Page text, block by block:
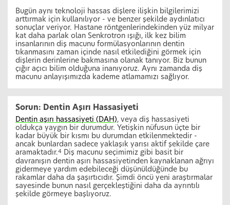
Bugün aynı teknoloji hassas dişlere ilişkin bilgilerimizi
arttırmak için kullanılıyor - ve benzer şekilde aydınlatıcı
sonuçlar veriyor. Hastane röntgenlerindekinden yüz milyar
kat daha parlak olan Senkrotron ışığı, ilk kez bilim
insanlarının diş macunu formülasyonlarının dentin
tıkanmasını zaman içinde nasıl etkilediğini görmek için
dişlerin derinlerine bakmasına olanak tanıyor. Biz bunun
çığır açıcı bilim olduğuna inanıyoruz. Aynı zamanda diş
macunu anlayışımızda kademe atlamamızı sağlıyor.
Sorun: Dentin Aşırı Hassasiyeti
Dentin aşırı hassasiyeti (DAH), veya diş hassasiyeti
oldukça yaygın bir durumdur. Yetişkin nüfusun üçte bir
kadar büyük bir kısmı bu durumdan etkilenmektedir -
ancak bunlardan sadece yaklaşık yarısı aktif şekilde çare
aramaktadır.4
Diş macunu seçimimiz gibi basit bir
davranışın dentin aşırı hassasiyetinden kaynaklanan ağrıyı
gidermeye yardım edebileceği düşünüldüğünde bu
rakamlar daha da şaşırtıcıdır. Şimdi öncü yeni araştırmalar
sayesinde bunun nasıl gerçekleştiğini daha da ayrıntılı
şekilde görmeye başlıyoruz.